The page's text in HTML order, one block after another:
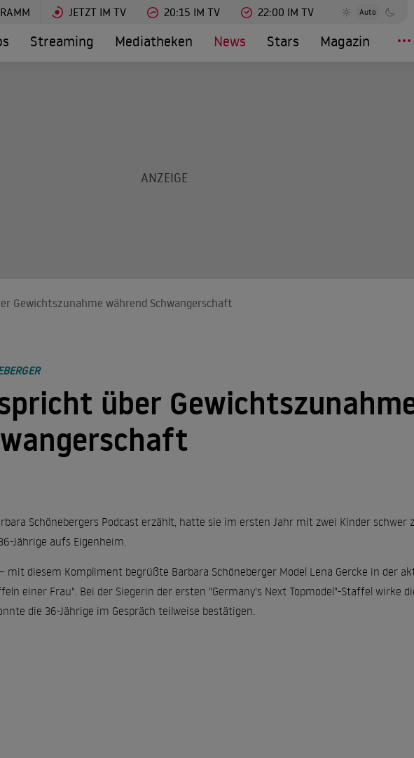
JETZT IM TV 20:15 IM TV 22:00 IM TV Auto
Streaming Mediatheken News Stars Magazin
Gewichtszunahme während Schwangerschaft
über
Schönebergers Podcast erzählt, hatte sie im ersten Jahr mit zwei Kinder schwer
Jährige aufs Eigenheim.
mit diesem Kompliment begrüßte Barbara Schöneberger Model Lena Gercke in der
einer Frau". Bei der Siegerin der ersten "Germany's Next Topmodel"-Staffel wirke
die 36-Jährige im Gespräch teilweise bestätigen.